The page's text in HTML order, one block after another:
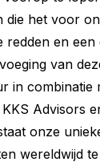
die het voor
redden en
van
in combinatie
Advisors
onze
wereldwijd